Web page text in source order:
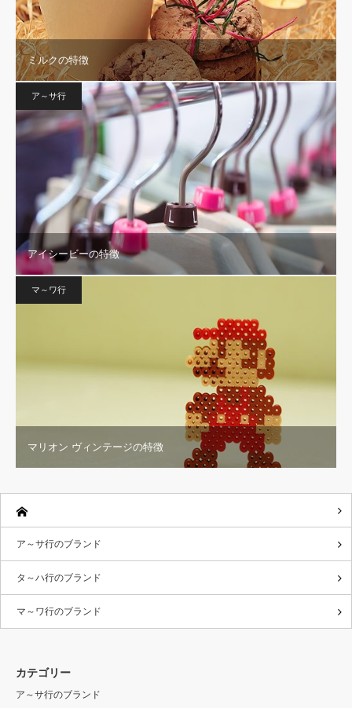
ミルクの特徴
ア～サ行
アイシービーの特徴
マ～ワ行
マリオン ヴィンテージの特徴
ア～サ行のブランド
タ～ハ行のブランド
マ～ワ行のブランド
カテゴリー
ア～サ行のブランド